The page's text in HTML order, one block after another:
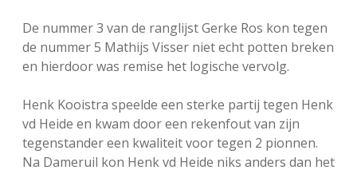
De nummer 3 van de ranglijst Gerke Ros kon tegen
de nummer 5 Mathijs Visser niet echt potten breken
en hierdoor was remise het logische vervolg.
Henk Kooistra speelde een sterke partij tegen Henk
vd Heide en kwam door een rekenfout van zijn
tegenstander een kwaliteit voor tegen 2 pionnen.
Na Dameruil kon Henk vd Heide niks anders dan het